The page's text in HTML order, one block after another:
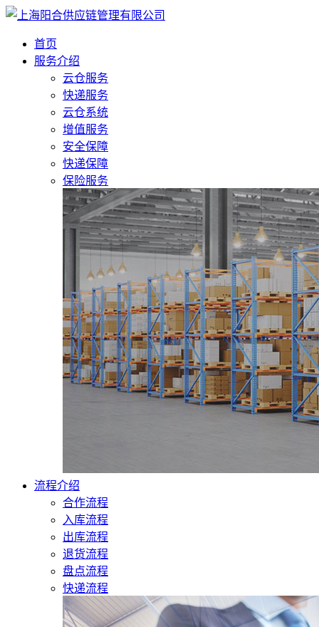
首页
服务介绍
云仓服务
快递服务
云仓系统
增值服务
安全保障
快递保障
保险服务
流程介绍
合作流程
入库流程
出库流程
退货流程
盘点流程
快递流程